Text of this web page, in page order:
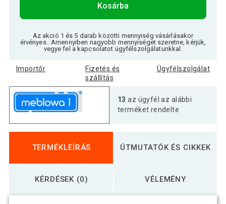
Kosárba
Az akció 1 és 5 darab közötti mennyiség vásárlásakor
érvényes.. Amennyiben nagyobb mennyiséget szeretne, kérjük,
vegye fel a kapcsolatot ügyfélszolgálatunkkal.
Importőr
Fizetés és
szállítás
Ügyfélszolgálat
13 az ügyfél az alábbi
terméket rendelte
TERMÉKLEÍRÁS ÚTMUTATÓK ÉS CIKKEK
KÉRDÉSEK (0) VÉLEMÉNY